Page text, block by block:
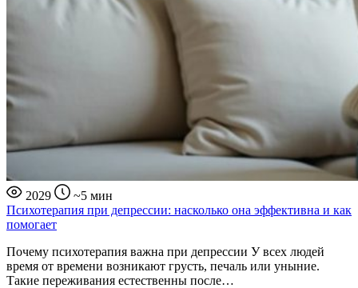
2029
~5 мин
Психотерапия при депрессии: насколько она эффективна и как
помогает
Почему психотерапия важна при депрессии У всех людей
время от времени возникают грусть, печаль или уныние.
Такие переживания естественны после…